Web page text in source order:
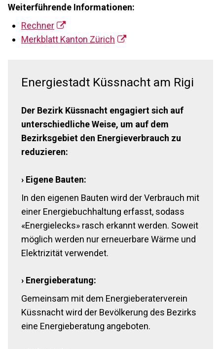
Weiterführende Informationen:
Rechner
Merkblatt Kanton Zürich
Energiestadt Küssnacht am Rigi
Der Bezirk Küssnacht engagiert sich auf
unterschiedliche Weise, um auf dem
Bezirksgebiet den Energieverbrauch zu
reduzieren:
› Eigene Bauten:
In den eigenen Bauten wird der Verbrauch mit
einer Energiebuchhaltung erfasst, sodass
«Energielecks» rasch erkannt werden. Soweit
möglich werden nur erneuerbare Wärme und
Elektrizität verwendet.
› Energieberatung:
Gemeinsam mit dem Energieberaterverein
Küssnacht wird der Bevölkerung des Bezirks
eine Energieberatung angeboten.